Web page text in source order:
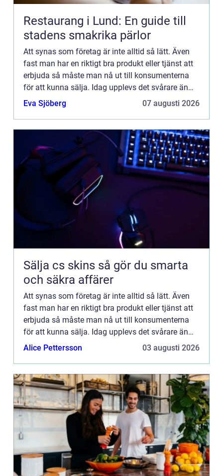
Restaurang i Lund: En guide till
stadens smakrika pärlor
Att synas som företag är inte alltid så lätt. Även
fast man har en riktigt bra produkt eller tjänst att
erbjuda så måste man nå ut till konsumenterna
för att kunna sälja. Idag upplevs det svårare än
någonsin att nå ut till människor på grund av alla
Eva Sjöberg 07 augusti 2026
Sälja cs skins så gör du smarta
och säkra affärer
Att synas som företag är inte alltid så lätt. Även
fast man har en riktigt bra produkt eller tjänst att
erbjuda så måste man nå ut till konsumenterna
för att kunna sälja. Idag upplevs det svårare än
någonsin att nå ut till människor på grund av alla
Alice Pettersson 03 augusti 2026